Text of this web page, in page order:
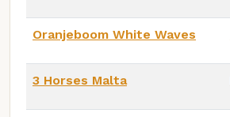
Oranjeboom White Waves
3 Horses Malta